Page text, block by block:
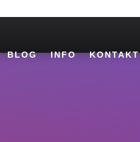
BLOG INFO KONTAKT